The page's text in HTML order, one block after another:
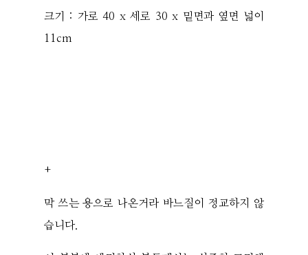
크기 : 가로 40 x 세로 30 x 밑면과 옆면 넓이
11cm
+
막 쓰는 용으로 나온거라 바느질이 정교하지 않
습니다.